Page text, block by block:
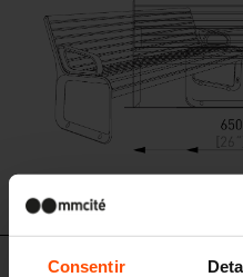
Consentir